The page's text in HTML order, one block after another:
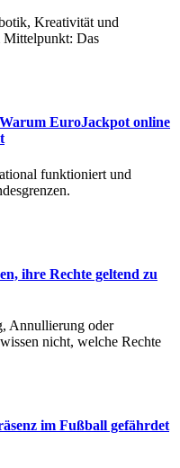
Kreativität und
Mittelpunkt: Das
EuroJackpot online
funktioniert und
ihre Rechte geltend zu
Annullierung oder
nicht, welche Rechte
im Fußball gefährdet